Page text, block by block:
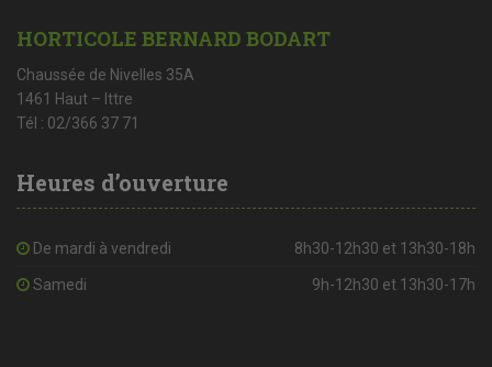
HORTICOLE BERNARD BODART
Chaussée de Nivelles 35A
1461 Haut – Ittre
Tél : 02/366 37 71
Heures d’ouverture
De mardi à vendredi 8h30-12h30 et 13h30-18h
Samedi 9h-12h30 et 13h30-17h